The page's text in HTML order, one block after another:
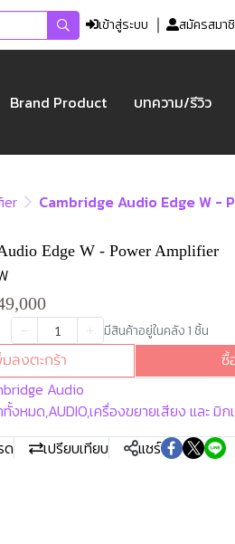
เข้าสู่ระบบ สมัครสมา
Brand Product บทความ/รีวิว
Cambridge Audio Edge W -
Edge W - Power Amplifier
มีสินค้าอยู่ในคลัง 1 ชิ้น
ลงตะกร้า
ซื้
Audio
งหมด,AUDIO,เครื่องขยายเสียง และ มิก
ด
เปรียบเทียบ แชร์